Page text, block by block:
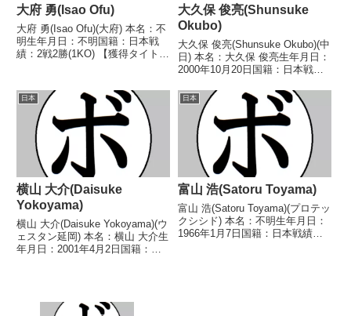
大府 勇(Isao Ofu)
大府 勇(Isao Ofu)(大府) 本名：不
明生年月日：不明国籍：日本戦
績：2戦2勝(1KO) 【獲得タイト
(緑)1975/07/04 ○4R判定 (採点不
明) 谷口 末雄(平...
大久保 俊亮(Shunsuke
Okubo)
大久保 俊亮(Shunsuke Okubo)(中
日) 本名：大久保 俊亮生年月日：
2000年10月20日国籍：日本戦
し 【戦歴】■2021年度中日本バ
ンタム級新人王1回戦
2021/03/21 ●4R判定 0-...
日本
横山 大介(Daisuke
Yokoyama)
横山 大介(Daisuke Yokoyama)(ウ
ェスタン延岡) 本名：横山 大介生
年月日：2001年4月2日国籍：日
勝2024/05/04 ...
日本
富山 浩(Satoru Toyama)
富山 浩(Satoru Toyama)(プロテッ
クシシド) 本名：不明生年月日：
1966年1月7日国籍：日本戦績：4